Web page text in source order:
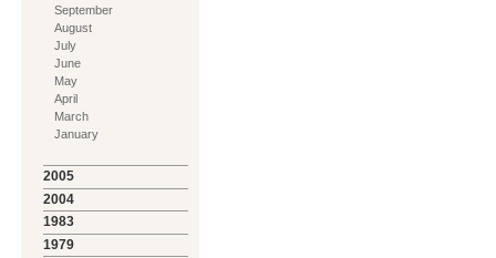
September
August
July
June
May
April
March
January
2005
2004
1983
1979